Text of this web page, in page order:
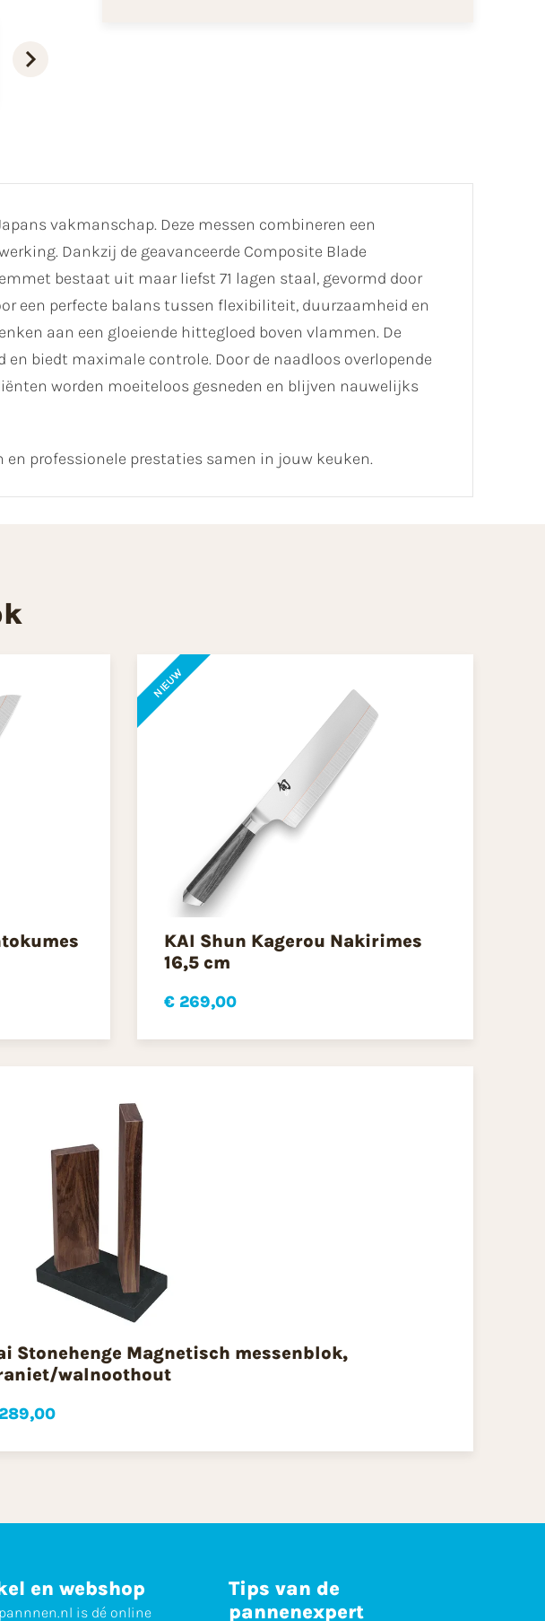
vakmanschap. Deze messen combineren een
Dankzij de geavanceerde Composite Blade
bestaat uit maar liefst 71 lagen staal, gevormd door
een perfecte balans tussen flexibiliteit, duurzaamheid en
aan een gloeiende hittegloed boven vlammen. De
biedt maximale controle. Door de naadloos overlopende
worden moeiteloos gesneden en blijven nauwelijks
en professionele prestaties samen in jouw keuken.
NIEUW
KAI Shun Kagerou Nakirimes
16,5 cm
€ 269,00
Stonehenge Magnetisch messenblok,
walnoothout
en webshop
is dé online
Tips van de
pannenexpert